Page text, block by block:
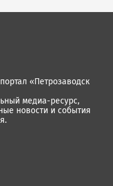
«Петрозаводск
медиа-ресурс,
новости и события